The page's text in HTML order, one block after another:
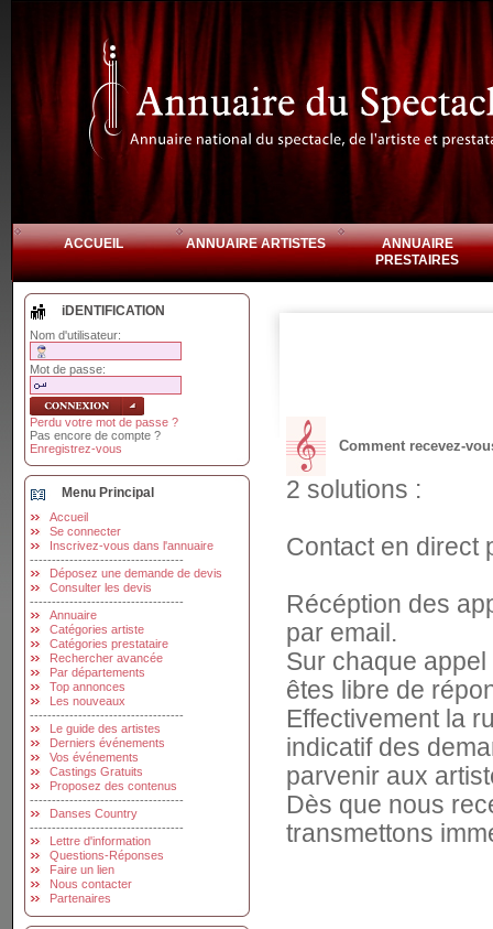
ACCUEIL ANNUAIRE ARTISTES
ANNUAIRE
PRESTAIRES
iDENTIFICATION
Nom d'utilisateur:
Mot de passe:
Perdu votre mot de passe ?
Pas encore de compte ?
Enregistrez-vous
Menu Principal
Accueil
Se connecter
Inscrivez-vous dans l'annuaire
-----------------------------------
Déposez une demande de devis
Consulter les devis
-----------------------------------
Annuaire
Catégories artiste
Catégories prestataire
Rechercher avancée
Par départements
Top annonces
Les nouveaux
-----------------------------------
Le guide des artistes
Derniers événements
Vos événements
Castings Gratuits
Proposez des contenus
-----------------------------------
Danses Country
-----------------------------------
Lettre d'information
Questions-Réponses
Faire un lien
Nous contacter
Partenaires
Comment recevez-
2 solutions :
Contact en direct
Récéption des
par email.
Sur chaque
êtes libre de
Effectivement la
indicatif des
parvenir aux
Dès que nous
transmettons